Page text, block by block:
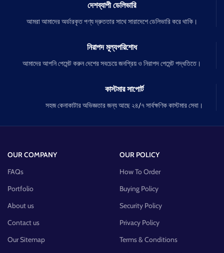
দেশব্যাপী ডেলিভারি
আমরা আমাদের অর্ডারকৃত পণ্য দ্রুততার সাথে সারাদেশে ডেলিভারি করে থাকি।
নিরাপদ মূল্যপরিশোধ
আমাদের আপনি পেমেন্ট করুন দেশের সবচেয়ে জনপ্রিয় ও নিরাপদ পেমেন্ট পদ্ধতিতে।
কাস্টমার সাপোর্ট
সহজ কেনাকাটার অভিজ্ঞতার জন্য আছে ২৪/৭ সার্বক্ষণিক কাস্টমার সেবা।
OUR COMPANY
FAQs
Portfolio
About us
Contact us
Our Sitemap
OUR POLICY
How To Order
Buying Policy
Security Policy
Privacy Policy
Terms & Conditions